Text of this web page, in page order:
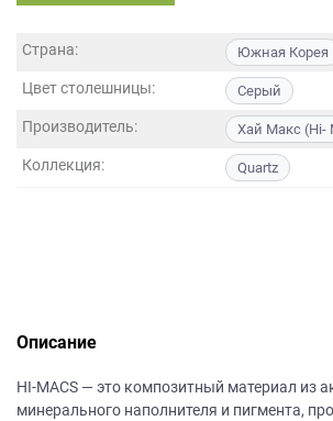
Страна: Южная Корея
Цвет столешницы: Серый
Производитель: Хай Макс (Hi-
Коллекция: Quartz
Описание
HI-MACS — это композитный материал из
минерального наполнителя и пигмента,